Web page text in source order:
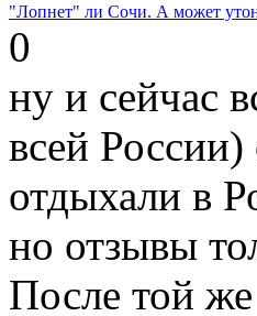
"Лопнет" ли Сочи. А может
0
ну и сейчас
всей
отдыхали в
но отзывы
После той